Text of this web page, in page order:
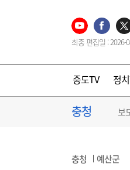
최종 편집일 : 2026-
중도TV 정
충청 보
충청 예산군